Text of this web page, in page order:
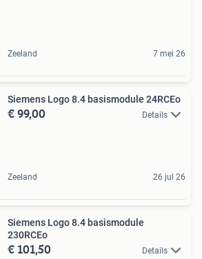
Zeeland 7 mei 26
Siemens Logo 8.4 basismodule 24RCEo
€ 99,00 Details
Zeeland 26 jul 26
Siemens Logo 8.4 basismodule
230RCEo
€ 101,50 Details